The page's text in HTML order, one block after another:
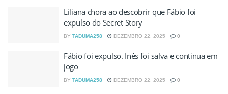
Liliana chora ao descobrir que Fábio foi
expulso do Secret Story
BY TADUMA258 DEZEMBRO 22, 2025 0
Fábio foi expulso. Inês foi salva e continua em
jogo
BY TADUMA258 DEZEMBRO 22, 2025 0